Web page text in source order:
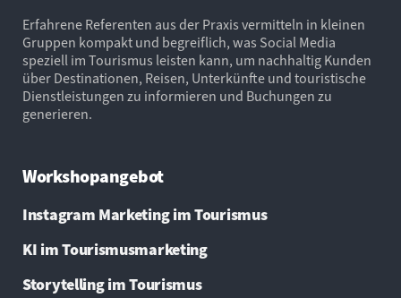
Erfahrene Referenten aus der Praxis vermitteln in kleinen
Gruppen kompakt und begreiflich, was Social Media
speziell im Tourismus leisten kann, um nachhaltig Kunden
über Destinationen, Reisen, Unterkünfte und touristische
Dienstleistungen zu informieren und Buchungen zu
generieren.
Workshopangebot
Instagram Marketing im Tourismus
KI im Tourismusmarketing
Storytelling im Tourismus